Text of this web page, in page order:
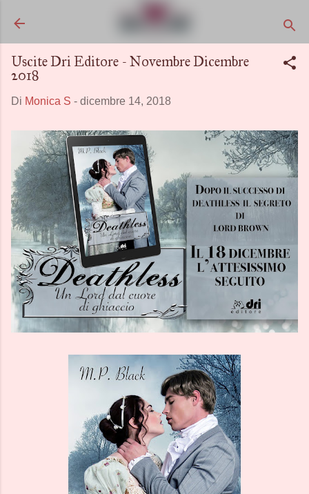
Uscite Dri Editore - Novembre Dicembre
2018
Di Monica S - dicembre 14, 2018